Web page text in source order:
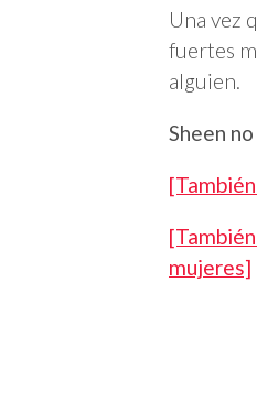
Una vez
fuertes
alguien.
Sheen
mujeres]